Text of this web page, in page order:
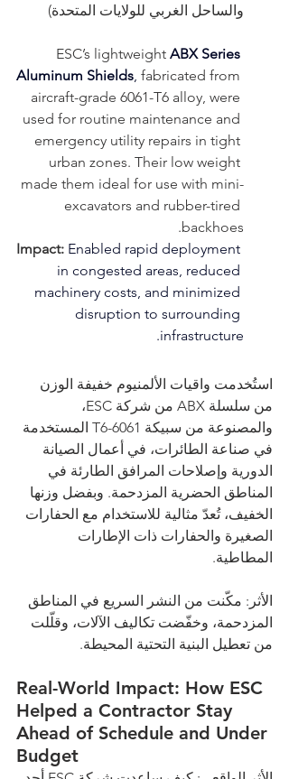
والساحل الغربي للولايات المتحدة)
ESC’s lightweight ABX Series
Aluminum Shields, fabricated from
aircraft-grade 6061-T6 alloy, were
used for routine maintenance and
emergency utility repairs in tight
urban zones. Their low weight
made them ideal for use with mini-
excavators and rubber-tired
backhoes.
Impact: Enabled rapid deployment
in congested areas, reduced
machinery costs, and minimized
disruption to surrounding
infrastructure.
استُخدمت واقيات الألمنيوم خفيفة الوزن
من سلسلة ABX من شركة ESC،
والمصنوعة من سبيكة 6061-T6 المستخدمة
في صناعة الطائرات، في أعمال الصيانة
الدورية وإصلاحات المرافق الطارئة في
المناطق الحضرية المزدحمة. وبفضل وزنها
الخفيف، تُعدّ مثالية للاستخدام مع الحفارات
الصغيرة والحفارات ذات الإطارات
المطاطية.
الأثر: مكّنت من النشر السريع في المناطق
المزدحمة، وخفّضت تكاليف الآلات، وقلّلت
من تعطيل البنية التحتية المحيطة.
Real-World Impact: How ESC
Helped a Contractor Stay
Ahead of Schedule and Under
Budget